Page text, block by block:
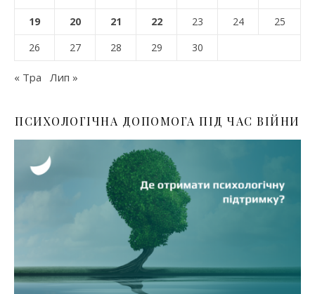
19
20 21 22 23 24
25
26
27 28 29 30
« Тра Лип »
ПСИХОЛОГІЧНА ДОПОМОГА ПІД ЧАС ВІЙНИ